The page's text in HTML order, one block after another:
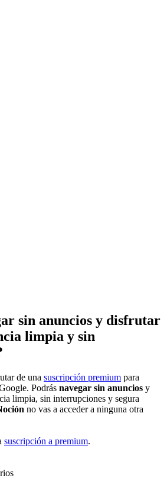
sin anuncios y disfrutar
limpia y sin
de una suscripción premium para
Podrás navegar sin anuncios y
limpia, sin interrupciones y segura
no vas a acceder a ninguna otra
suscripción a premium.